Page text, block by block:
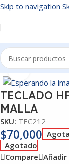
Skip to navigation
Inicio/TECLADOS
Click to
TECLADO
MALLA
SKU: TEC212
$70,000
Agotado
Compare